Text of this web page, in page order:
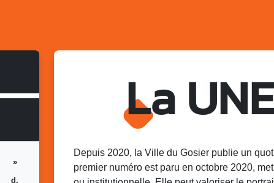
»
d.
La
Depuis 2020, la Ville du Gosier publie un
premier numéro est paru en octobre 2020,